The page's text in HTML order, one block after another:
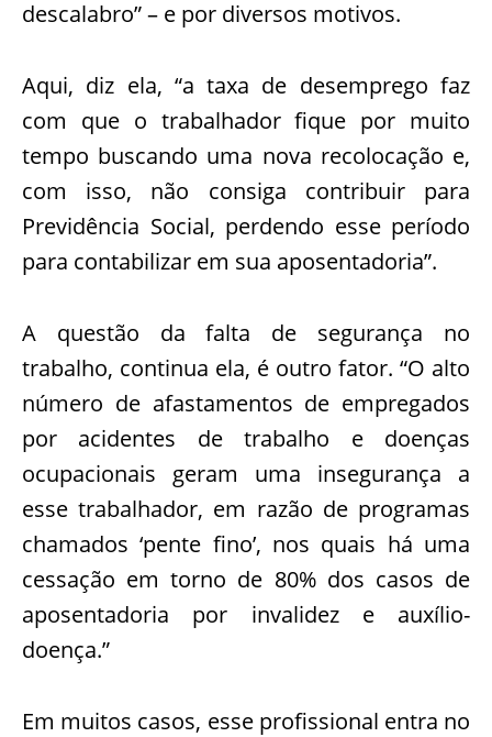
descalabro” – e por diversos motivos.
Aqui, diz ela, “a taxa de desemprego faz
com que o trabalhador fique por muito
tempo buscando uma nova recolocação e,
com isso, não consiga contribuir para
Previdência Social, perdendo esse período
para contabilizar em sua aposentadoria”.
A questão da falta de segurança no
trabalho, continua ela, é outro fator. “O alto
número de afastamentos de empregados
por acidentes de trabalho e doenças
ocupacionais geram uma insegurança a
esse trabalhador, em razão de programas
chamados ‘pente fino’, nos quais há uma
cessação em torno de 80% dos casos de
aposentadoria por invalidez e auxílio-
doença.”
Em muitos casos, esse profissional entra no